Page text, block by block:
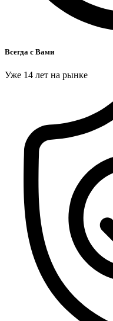
Всегда с Вами
Уже 14 лет на рынке